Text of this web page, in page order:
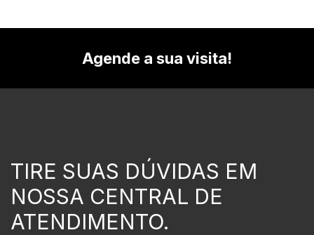
Agende a sua visita!
TIRE SUAS DÚVIDAS EM
NOSSA CENTRAL DE
ATENDIMENTO.